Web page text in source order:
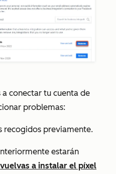
a conectar tu cuenta de
problemas:
recogidos previamente.
estarán
vuelvas a instalar el píxel